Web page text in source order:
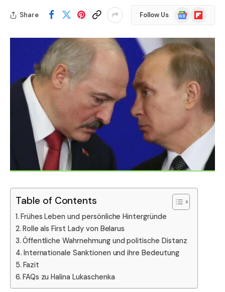
Share Follow Us
Google
News
Flipboard
Table of Contents
Frühes Leben und persönliche Hintergründe
Rolle als First Lady von Belarus
Öffentliche Wahrnehmung und politische Distanz
Internationale Sanktionen und ihre Bedeutung
Fazit
FAQs zu Halina Lukaschenka